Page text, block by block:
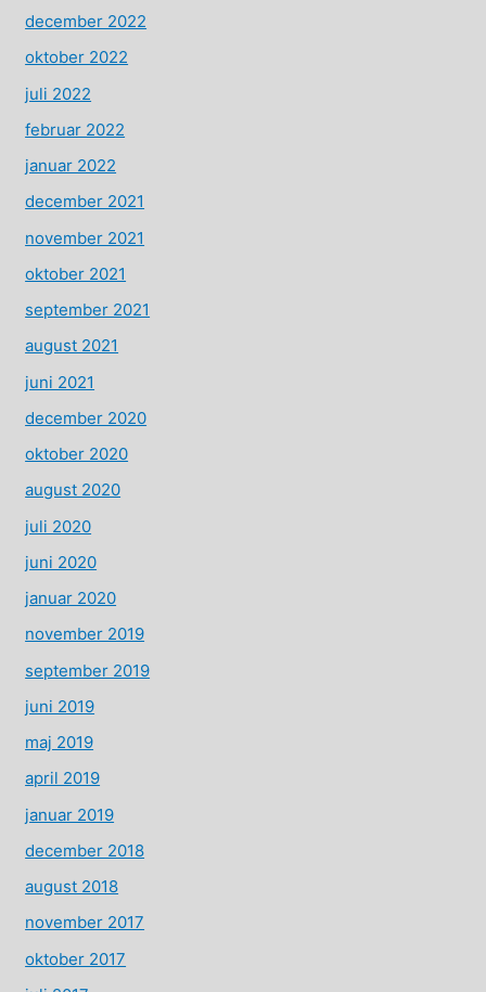
december 2022
oktober 2022
juli 2022
februar 2022
januar 2022
december 2021
november 2021
oktober 2021
september 2021
august 2021
juni 2021
december 2020
oktober 2020
august 2020
juli 2020
juni 2020
januar 2020
november 2019
september 2019
juni 2019
maj 2019
april 2019
januar 2019
december 2018
august 2018
november 2017
oktober 2017